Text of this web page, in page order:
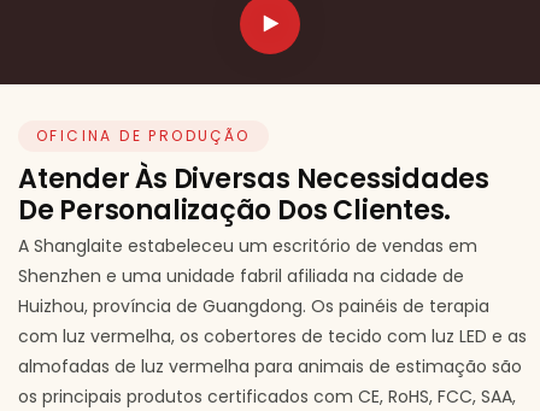
OFICINA DE PRODUÇÃO
Atender Às Diversas Necessidades
De Personalização Dos Clientes.
A Shanglaite estabeleceu um escritório de vendas em
Shenzhen e uma unidade fabril afiliada na cidade de
Huizhou, província de Guangdong. Os painéis de terapia
com luz vermelha, os cobertores de tecido com luz LED e as
almofadas de luz vermelha para animais de estimação são
os principais produtos certificados com CE, RoHS, FCC, SAA,